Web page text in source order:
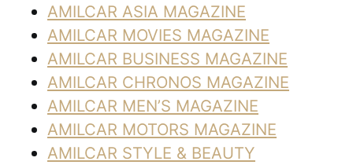
AMILCAR ASIA MAGAZINE
AMILCAR MOVIES MAGAZINE
AMILCAR BUSINESS MAGAZINE
AMILCAR CHRONOS MAGAZINE
AMILCAR MEN’S MAGAZINE
AMILCAR MOTORS MAGAZINE
AMILCAR STYLE & BEAUTY